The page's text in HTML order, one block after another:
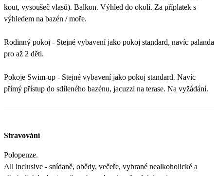
kout, vysoušeč vlasů). Balkon. Výhled do okolí. Za příplatek s
výhledem na bazén / moře.
Rodinný pokoj - Stejné vybavení jako pokoj standard, navíc palanda
pro až 2 děti.
Pokoje Swim-up - Stejné vybavení jako pokoj standard. Navíc
přímý přístup do sdíleného bazénu, jacuzzi na terase. Na vyžádání.
Stravování
Polopenze.
All inclusive - snídaně, obědy, večeře, vybrané nealkoholické a